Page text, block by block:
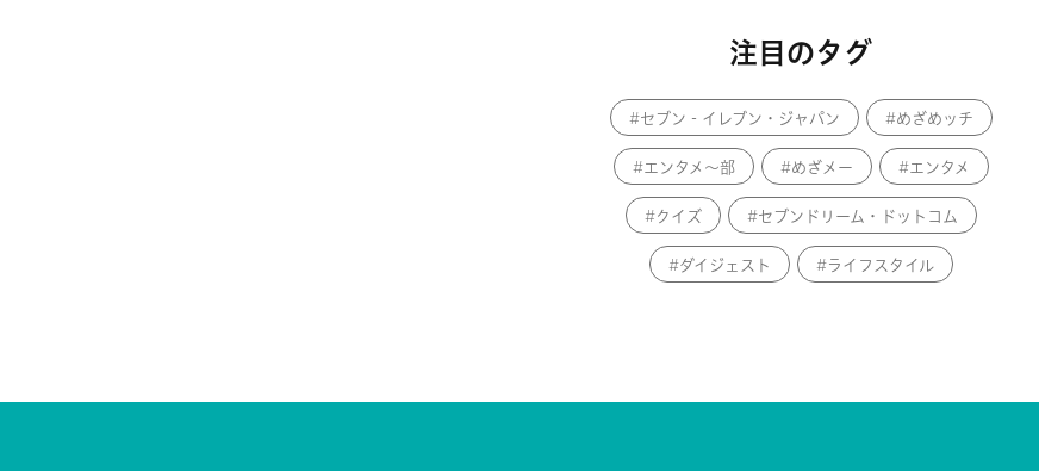
注目のタグ
セブン‐イレブン・ジャパン めざめッチ
エンタメ～部 めざメー エンタメ
クイズ セブンドリーム・ドットコム
ダイジェスト ライフスタイル